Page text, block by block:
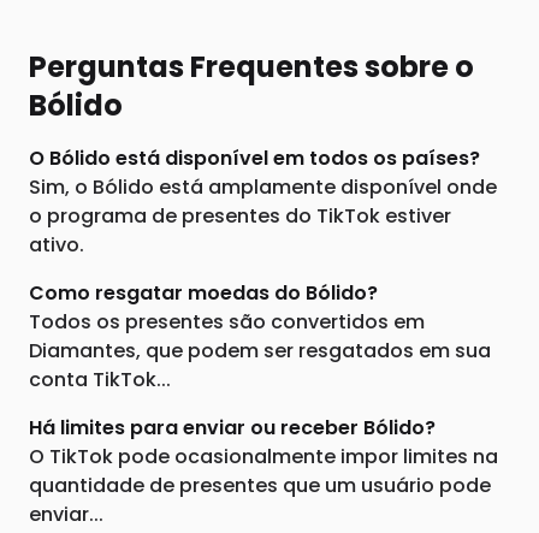
Perguntas Frequentes sobre o
Bólido
O Bólido está disponível em todos os países?
Sim, o Bólido está amplamente disponível onde
o programa de presentes do TikTok estiver
ativo.
Como resgatar moedas do Bólido?
Todos os presentes são convertidos em
Diamantes, que podem ser resgatados em sua
conta TikTok...
Há limites para enviar ou receber Bólido?
O TikTok pode ocasionalmente impor limites na
quantidade de presentes que um usuário pode
enviar...